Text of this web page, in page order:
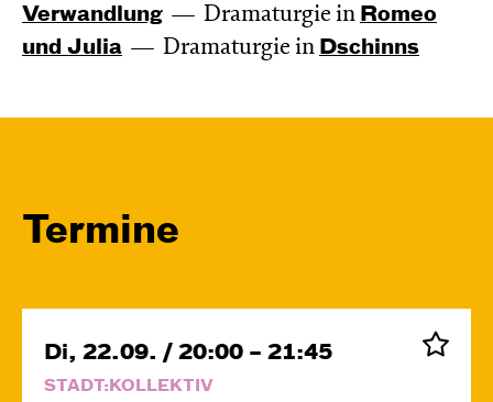
Verwand­lung
Dramaturgie in Romeo
und Julia
Dramaturgie in Dschinns
Termine
Di, 22.09. / 20:00 – 21:45
STADT:KOLLEKTIV